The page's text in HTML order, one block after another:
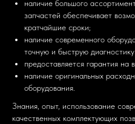
наличие большого
запчастей обеспечивает
кратчайшие сроки;
наличие современного
точную и быструю
предоставляется гарантия на
наличие оригинальных
оборудования.
Знания, опыт, использование
качественных комплектующих